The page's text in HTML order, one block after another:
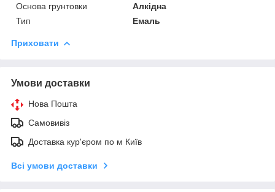
Основа грунтовки
Алкідна
Тип
Емаль
Приховати
Умови доставки
Нова Пошта
Самовивіз
Доставка кур'єром по м Київ
Всі умови доставки